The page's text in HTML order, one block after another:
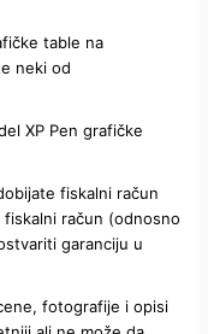
table na
neki od
XP Pen grafičke
fiskalni račun
račun (odnosno
garanciju u
fotografije i opisi